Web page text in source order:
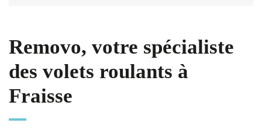
Removo, votre spécialiste
des volets roulants à
Fraisse